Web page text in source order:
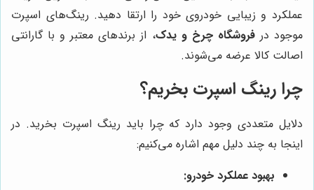
عملکرد و زیبایی خودروی خود را ارتقا دهید. رینگ‌های اسپرت
موجود درفروشگاه چرخ و یدک، از برندهای معتبر و با گارانتی
اصالت کالا عرضه می‌شوند.
چرا رینگ اسپرت بخریم؟
دلایل متعددی وجود دارد که چرا باید رینگ اسپرت بخرید. در
اینجا به چند دلیل مهم اشاره می‌کنیم:
بهبود عملکرد خودرو: